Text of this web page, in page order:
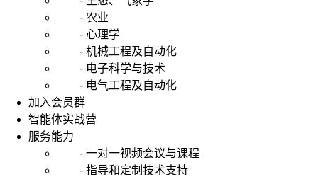
- 农业
- 心理学
- 机械工程及自动化
- 电子科学与技术
- 电气工程及自动化
加入会员群
智能体实战营
服务能力
- 一对一视频会议与课程
- 指导和定制技术支持